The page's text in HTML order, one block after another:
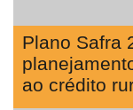
Plano Safra
ao crédito